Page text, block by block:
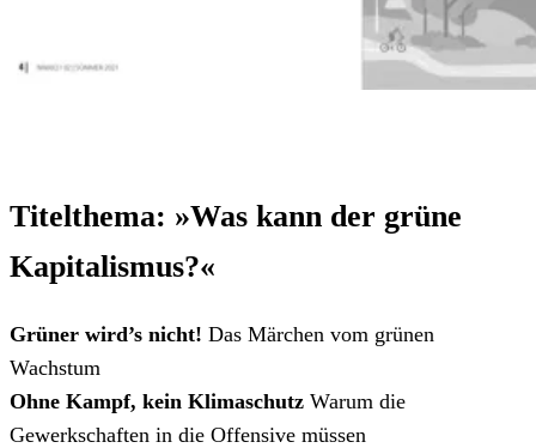
Titelthema: »Was kann der grüne
Kapitalismus?«
Grüner wird’s nicht! Das Märchen vom grünen
Wachstum
Ohne Kampf, kein Klimaschutz Warum die
Gewerkschaften in die Offensive müssen